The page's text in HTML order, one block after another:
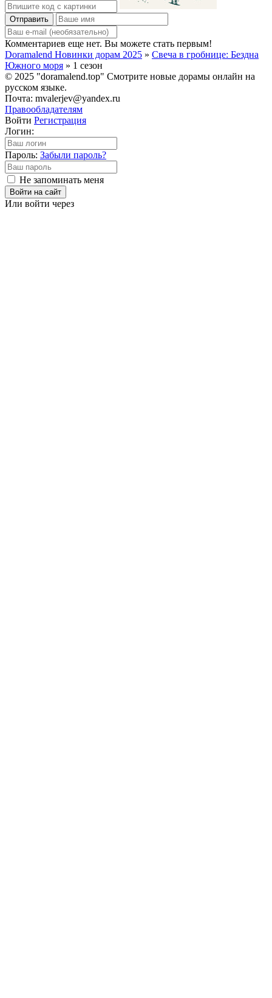
Отправить
Комментариев еще нет. Вы можете стать первым!
Doramalend Новинки дорам 2025 » Свеча в гробнице: Бездна
Южного моря » 1 сезон
© 2025 "doramalend.top" Смотрите новые дорамы онлайн на
русском языке.
Почта: mvalerjev@yandex.ru
Правообладателям
Войти Регистрация
Логин:
Пароль: Забыли пароль?
Не запоминать меня
Войти на сайт
Или войти через